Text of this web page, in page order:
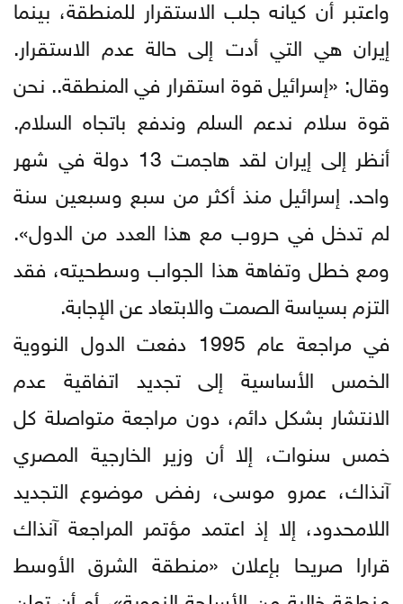
واعتبر أن كيانه جلب الاستقرار للمنطقة، بينما
إيران هي التي أدت إلى حالة عدم الاستقرار.
وقال: «إسرائيل قوة استقرار في المنطقة.. نحن
قوة سلام ندعم السلم وندفع باتجاه السلام.
أنظر إلى إيران لقد هاجمت 13 دولة في شهر
واحد. إسرائيل منذ أكثر من سبع وسبعين سنة
لم تدخل في حروب مع هذا العدد من الدول».
ومع خطل وتفاهة هذا الجواب وسطحيته، فقد
التزم بسياسة الصمت والابتعاد عن الإجابة.
في مراجعة عام 1995 دفعت الدول النووية
الخمس الأساسية إلى تجديد اتفاقية عدم
الانتشار بشكل دائم، دون مراجعة متواصلة كل
خمس سنوات، إلا أن وزير الخارجية المصري
آنذاك، عمرو موسى، رفض موضوع التجديد
اللامحدود، إلا إذ اعتمد مؤتمر المراجعة آنذاك
قرارا صريحا بإعلان «منطقة الشرق الأوسط